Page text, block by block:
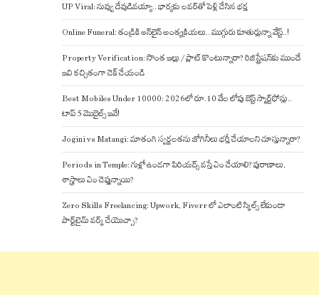
UP Viral: నువ్వు దేవుడివయ్యా.. భార్యకు లవర్‌తో పెళ్లి చేసిన భర్త
Online Funeral: తండ్రికి ఆన్‌లైన్ అంత్యక్రియలు.. ముగ్గురు కూతుర్లున్నా వేస్ట్..!
Property Verification: సొంత ఇల్లు / ప్లాట్ కొంటున్నారా? రిజిస్ట్రేషన్‌కు ముందే
ఇవి కచ్చితంగా చెక్ చేయండి
Best Mobiles Under 10000: 2026లో రూ.10 వేల లోపు బెస్ట్ స్మార్ట్‌ఫోన్లు..
టాప్ 5 మొబైల్స్ ఇవే!
Jogini vs Matangi: మాతంగి స్వర్ణలతను జోగినీలు భర్తీ చేయాలని చూస్తున్నారా?
Periods in Temple: గుళ్లో ఉండగా పిరియడ్స్ వస్తే ఏం చేయాలి? పురాణాలు,
శాస్త్రాలు ఏం చెప్తున్నాయి?
Zero Skills Freelancing: Upwork, Fiverr లో ఎలాంటి స్కిల్స్ లేకుండా
పార్ట్‌టైమ్ వర్క్ చేయొచ్చా?